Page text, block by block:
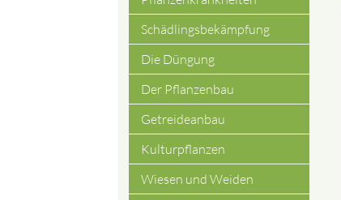
Schädlingsbekämpfung
Die Düngung
Der Pflanzenbau
Getreideanbau
Kulturpflanzen
Wiesen und Weiden